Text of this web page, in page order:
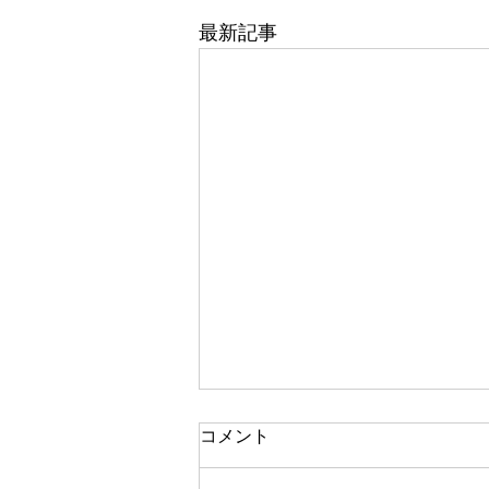
最新記事
東武百貨店 船橋店 1階 5番
コメント